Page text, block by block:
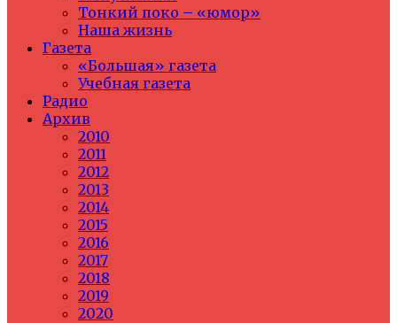
Тонкий поко – «юмор»
Наша жизнь
Газета
«Большая» газета
Учебная газета
Радио
Архив
2010
2011
2012
2013
2014
2015
2016
2017
2018
2019
2020